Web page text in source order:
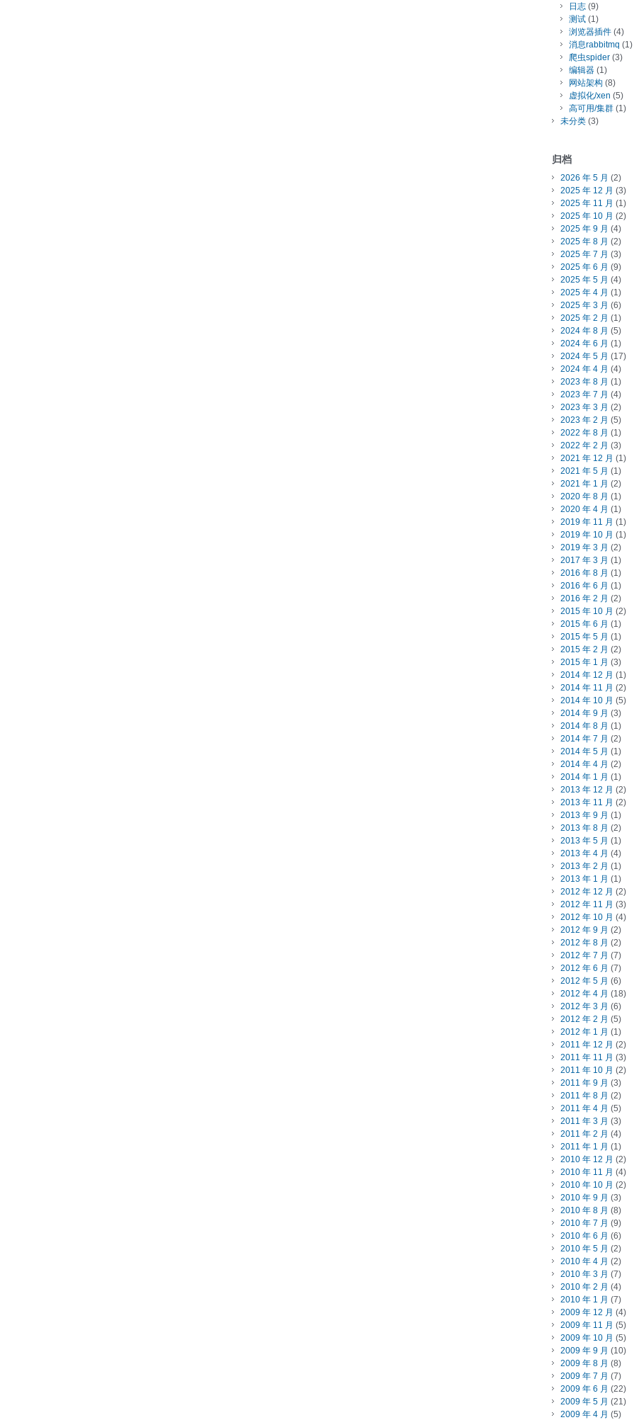
日志 (9)
测试 (1)
浏览器插件 (4)
消息rabbitmq (1)
爬虫spider (3)
编辑器 (1)
网站架构 (8)
虚拟化/xen (5)
高可用/集群 (1)
未分类 (3)
归档
2026 年 5 月 (2)
2025 年 12 月 (3)
2025 年 11 月 (1)
2025 年 10 月 (2)
2025 年 9 月 (4)
2025 年 8 月 (2)
2025 年 7 月 (3)
2025 年 6 月 (9)
2025 年 5 月 (4)
2025 年 4 月 (1)
2025 年 3 月 (6)
2025 年 2 月 (1)
2024 年 8 月 (5)
2024 年 6 月 (1)
2024 年 5 月 (17)
2024 年 4 月 (4)
2023 年 8 月 (1)
2023 年 7 月 (4)
2023 年 3 月 (2)
2023 年 2 月 (5)
2022 年 8 月 (1)
2022 年 2 月 (3)
2021 年 12 月 (1)
2021 年 5 月 (1)
2021 年 1 月 (2)
2020 年 8 月 (1)
2020 年 4 月 (1)
2019 年 11 月 (1)
2019 年 10 月 (1)
2019 年 3 月 (2)
2017 年 3 月 (1)
2016 年 8 月 (1)
2016 年 6 月 (1)
2016 年 2 月 (2)
2015 年 10 月 (2)
2015 年 6 月 (1)
2015 年 5 月 (1)
2015 年 2 月 (2)
2015 年 1 月 (3)
2014 年 12 月 (1)
2014 年 11 月 (2)
2014 年 10 月 (5)
2014 年 9 月 (3)
2014 年 8 月 (1)
2014 年 7 月 (2)
2014 年 5 月 (1)
2014 年 4 月 (2)
2014 年 1 月 (1)
2013 年 12 月 (2)
2013 年 11 月 (2)
2013 年 9 月 (1)
2013 年 8 月 (2)
2013 年 5 月 (1)
2013 年 4 月 (4)
2013 年 2 月 (1)
2013 年 1 月 (1)
2012 年 12 月 (2)
2012 年 11 月 (3)
2012 年 10 月 (4)
2012 年 9 月 (2)
2012 年 8 月 (2)
2012 年 7 月 (7)
2012 年 6 月 (7)
2012 年 5 月 (6)
2012 年 4 月 (18)
2012 年 3 月 (6)
2012 年 2 月 (5)
2012 年 1 月 (1)
2011 年 12 月 (2)
2011 年 11 月 (3)
2011 年 10 月 (2)
2011 年 9 月 (3)
2011 年 8 月 (2)
2011 年 4 月 (5)
2011 年 3 月 (3)
2011 年 2 月 (4)
2011 年 1 月 (1)
2010 年 12 月 (2)
2010 年 11 月 (4)
2010 年 10 月 (2)
2010 年 9 月 (3)
2010 年 8 月 (8)
2010 年 7 月 (9)
2010 年 6 月 (6)
2010 年 5 月 (2)
2010 年 4 月 (2)
2010 年 3 月 (7)
2010 年 2 月 (4)
2010 年 1 月 (7)
2009 年 12 月 (4)
2009 年 11 月 (5)
2009 年 10 月 (5)
2009 年 9 月 (10)
2009 年 8 月 (8)
2009 年 7 月 (7)
2009 年 6 月 (22)
2009 年 5 月 (21)
2009 年 4 月 (5)